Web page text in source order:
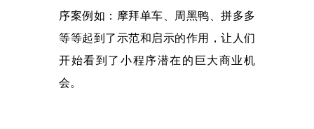
序案例如：摩拜单车、周黑鸭、拼多多
等等起到了示范和启示的作用，让人们
开始看到了小程序潜在的巨大商业机
会。